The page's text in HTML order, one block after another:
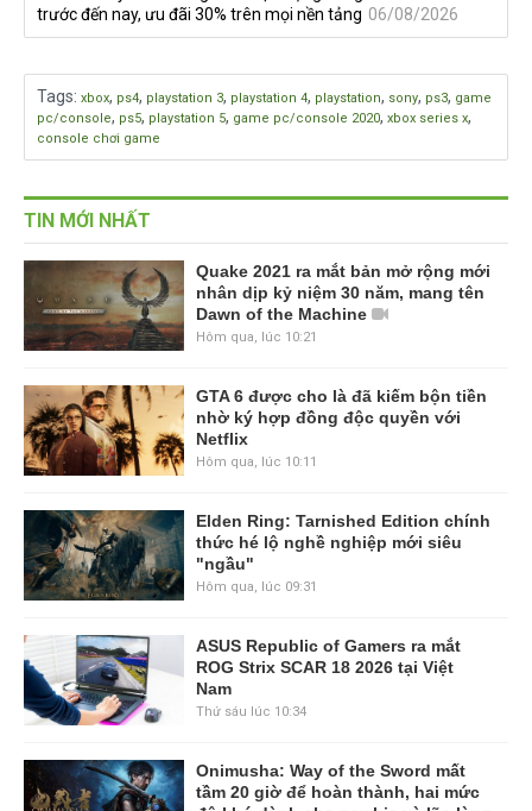
trước đến nay, ưu đãi 30% trên mọi nền tảng 06/08/2026
Tags: xbox, ps4, playstation 3, playstation 4, playstation, sony, ps3, game
pc/console, ps5, playstation 5, game pc/console 2020, xbox series x,
console chơi game
TIN MỚI NHẤT
Quake 2021 ra mắt bản mở rộng mới
nhân dịp kỷ niệm 30 năm, mang tên
Dawn of the Machine
Hôm qua, lúc 10:21
GTA 6 được cho là đã kiếm bộn tiền
nhờ ký hợp đồng độc quyền với
Netflix
Hôm qua, lúc 10:11
Elden Ring: Tarnished Edition chính
thức hé lộ nghề nghiệp mới siêu
"ngầu"
Hôm qua, lúc 09:31
ASUS Republic of Gamers ra mắt
ROG Strix SCAR 18 2026 tại Việt
Nam
Thứ sáu lúc 10:34
Onimusha: Way of the Sword mất
tầm 20 giờ để hoàn thành, hai mức